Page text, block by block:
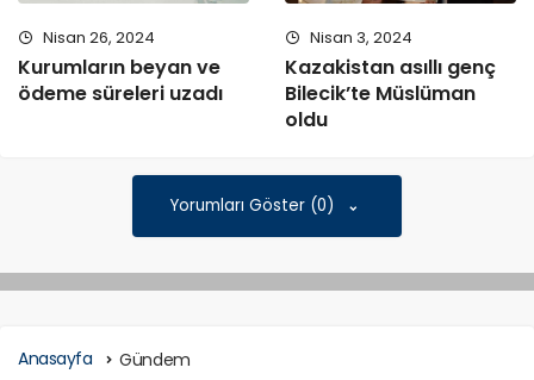
Nisan 26, 2024
Kurumların beyan ve
ödeme süreleri uzadı
Nisan 3, 2024
Kazakistan asıllı genç
Bilecik’te Müslüman
oldu
Yorumları Göster (0)
Anasayfa Gündem